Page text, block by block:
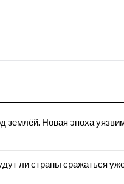
землёй. Новая эпоха
ли страны сражаться